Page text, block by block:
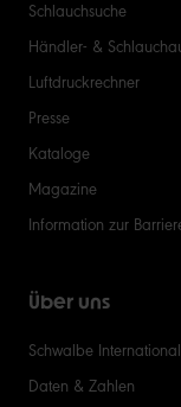
Schlauchsuche
Händler- &
Luftdruckrechner
Presse
Kataloge
Magazine
Information zur
Über uns
Schwalbe International
Daten & Zahlen